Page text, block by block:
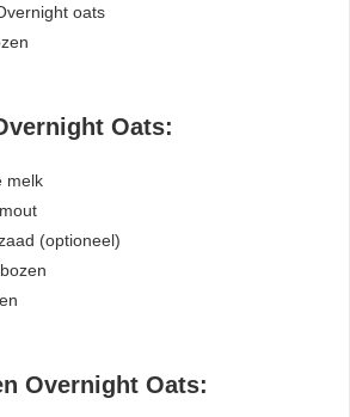
oats
Oats:
melk
(optioneel)
Overnight Oats: